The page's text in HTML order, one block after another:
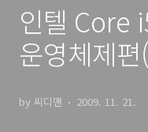
인텔 Core
운영체제
by 씨디맨 2009. 11. 21.